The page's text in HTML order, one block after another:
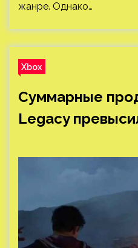
жанре. Однако…
Xbox
Суммарные
Legacy